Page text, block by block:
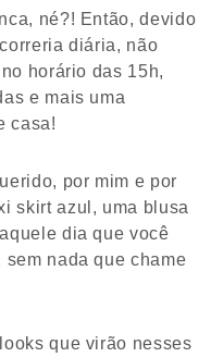
né?! Então, devido
diária, não
horário das 15h,
e mais uma
casa!
por mim e por
skirt azul, uma blusa
dia que você
nada que chame
que virão nesses